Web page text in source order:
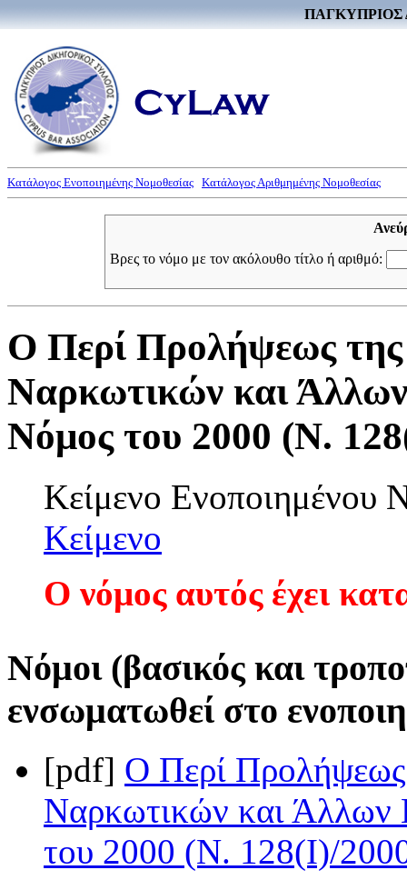
ΠΑΓΚΥΠΡΙΟΣ
Κατάλογος Ενοποιημένης Νομοθεσίας Κατάλογος Αριθμημένης Νομοθεσίας
Βρες το νόμο με τον ακόλουθο τίτλο ή αριθμό:
Ο Περί Προλήψεως
Ναρκωτικών και
Νόμος του 2000 (Ν.
Κείμενο
Κείμενο
Ο νόμος αυτός έχει
Νόμοι (βασικός και
ενσωματωθεί στο
[pdf] Ο Περί Προλήψεως
Ναρκωτικών και Άλλων
του 2000 (Ν. 128(I)/